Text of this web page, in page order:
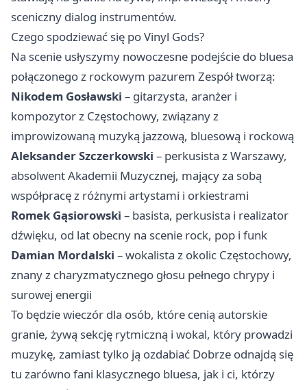
sceniczny dialog instrumentów.
Czego spodziewać się po Vinyl Gods?
Na scenie usłyszymy nowoczesne podejście do bluesa
połączonego z rockowym pazurem Zespół tworzą:
Nikodem Gosławski – gitarzysta, aranżer i
kompozytor z Częstochowy, związany z
improwizowaną muzyką jazzową, bluesową i rockową
Aleksander Szczerkowski – perkusista z Warszawy,
absolwent Akademii Muzycznej, mający za sobą
współpracę z różnymi artystami i orkiestrami
Romek Gąsiorowski – basista, perkusista i realizator
dźwięku, od lat obecny na scenie rock, pop i funk
Damian Mordalski – wokalista z okolic Częstochowy,
znany z charyzmatycznego głosu pełnego chrypy i
surowej energii
To będzie wieczór dla osób, które cenią autorskie
granie, żywą sekcję rytmiczną i wokal, który prowadzi
muzykę, zamiast tylko ją ozdabiać Dobrze odnajdą się
tu zarówno fani klasycznego bluesa, jak i ci, którzy